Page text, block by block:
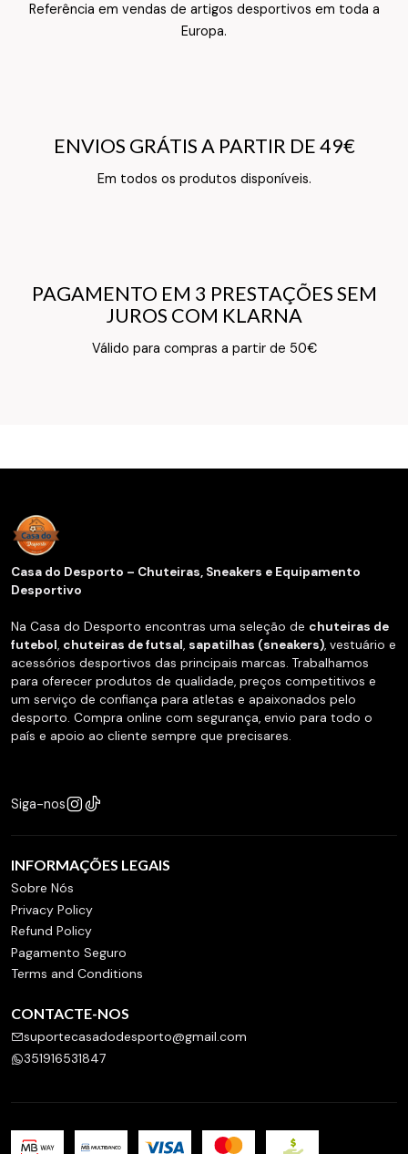
Referência em vendas de artigos desportivos em toda a
Europa.
Texto do Verso do Cartão de Informação
ENVIOS GRÁTIS A PARTIR DE 49€
Em todos os produtos disponíveis.
ENVIOS GRÁTIS A PARTIR DE 49€
Texto do Verso do Cartão de Informação
PAGAMENTO EM 3 PRESTAÇÕES SEM
JUROS COM KLARNA
Válido para compras a partir de 50€
PAGAMENTO EM 3 PRESTAÇÕES SEM
JUROS COM KLARNA
Texto do Verso do Cartão de Informação
Casa do Desporto – Chuteiras, Sneakers e Equipamento
Desportivo
Na Casa do Desporto encontras uma seleção de chuteiras de
futebol, chuteiras de futsal, sapatilhas (sneakers), vestuário e
acessórios desportivos das principais marcas. Trabalhamos
para oferecer produtos de qualidade, preços competitivos e
um serviço de confiança para atletas e apaixonados pelo
desporto. Compra online com segurança, envio para todo o
país e apoio ao cliente sempre que precisares.
Siga-nos
INFORMAÇÕES LEGAIS
Sobre Nós
Privacy Policy
Refund Policy
Pagamento Seguro
Terms and Conditions
CONTACTE-NOS
suportecasadodesporto@gmail.com
351916531847